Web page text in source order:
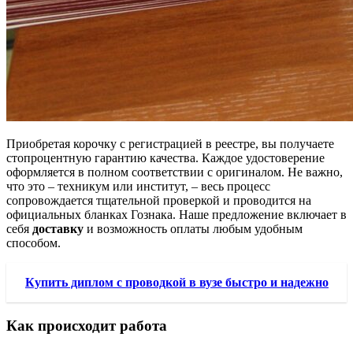
Приобретая корочку с регистрацией в реестре, вы получаете
стопроцентную гарантию качества. Каждое удостоверение
оформляется в полном соответствии с оригиналом. Не важно,
что это – техникум или институт, – весь процесс
сопровождается тщательной проверкой и проводится на
официальных бланках Гознака. Наше предложение включает в
себя доставку и возможность оплаты любым удобным
способом.
Купить диплом с проводкой в вузе быстро и надежно
Как происходит работа